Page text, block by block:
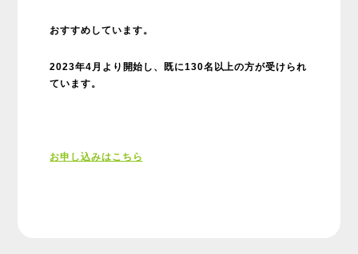
おすすめしています。
2023年4月より開始し、既に130名以上の方が受けられ
ています。
お申し込みはこちら